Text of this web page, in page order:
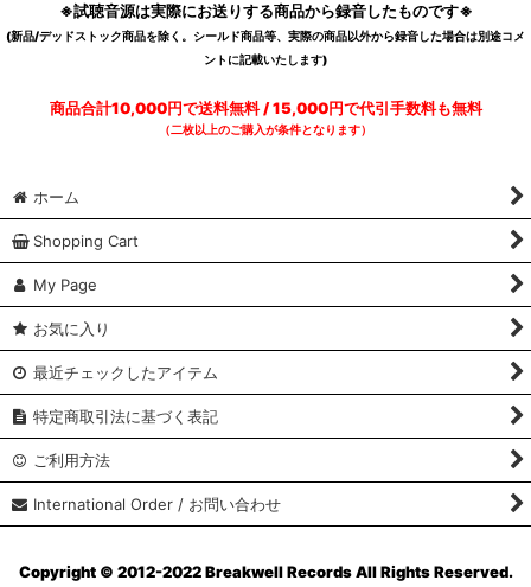
※試聴音源は実際にお送りする商品から録音したものです※
(新品/デッドストック商品を除く。シールド商品等、実際の商品以外から録音した場合は別途コメ
ントに記載いたします)
商品合計10,000円で送料無料 / 15,000円で代引手数料も無料
（二枚以上のご購入が条件となります）
ホーム
Shopping Cart
My Page
お気に入り
最近チェックしたアイテム
特定商取引法に基づく表記
ご利用方法
International Order / お問い合わせ
Copyright © 2012-2022 Breakwell Records All Rights Reserved.